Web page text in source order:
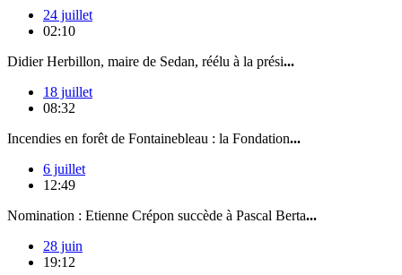
24 juillet
02:10
Didier Herbillon, maire de Sedan, réélu à la prési...
18 juillet
08:32
Incendies en forêt de Fontainebleau : la Fondation...
6 juillet
12:49
Nomination : Etienne Crépon succède à Pascal Berta...
28 juin
19:12